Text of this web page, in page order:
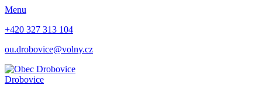
Menu
+420 327 313 104
ou.drobovice@volny.cz
Drobovice